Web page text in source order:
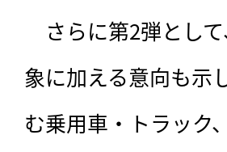
さらに第2弾とし
象に加える意向も示
む乗用車・トラック